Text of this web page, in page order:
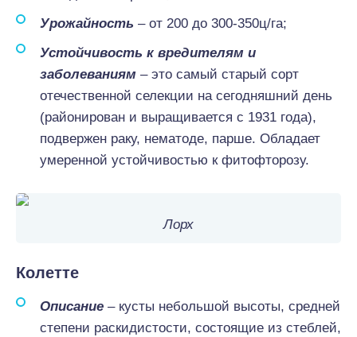
Урожайность – от 200 до 300-350ц/га;
Устойчивость к вредителям и
заболеваниям – это самый старый сорт
отечественной селекции на сегодняшний день
(районирован и выращивается с 1931 года),
подвержен раку, нематоде, парше. Обладает
умеренной устойчивостью к фитофторозу.
Лорх
Колетте
Описание – кусты небольшой высоты, средней
степени раскидистости, состоящие из стеблей,